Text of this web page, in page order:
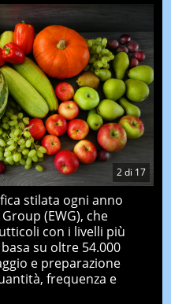
2di 17
stilata ogni anno
(EWG), che
con i livelli più
su oltre 54.000
e preparazione
frequenza e